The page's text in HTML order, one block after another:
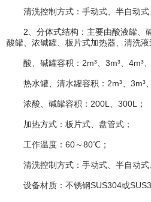
清洗控制方式：手动式、半自动式
2、分体式结构：主要由酸液罐、
酸罐、浓碱罐、板片式加热器、清洗液
酸、碱罐容积：2m³、3m³、4m³、
热水罐、清水罐容积：2m³、3m³、
浓酸、碱罐容积：200L、300L；
加热方式：板片式、盘管式；
工作温度：60～80℃；
清洗控制方式：手动式、半自动式
设备材质：不锈钢SUS304或